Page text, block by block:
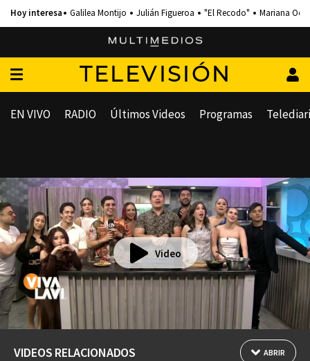
Galilea Montijo Julián Figueroa "El Recodo" Mariana
TELEVISIÓN
EN VIVO RADIO Últimos Videos Programas
Video
VIDEOS RELACIONADOS ABRIR